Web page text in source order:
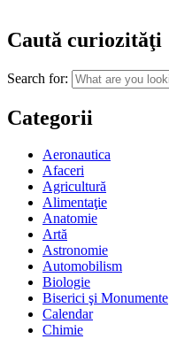
Caută curiozităţi
Search for:
Categorii
Aeronautica
Afaceri
Agricultură
Alimentaţie
Anatomie
Artă
Astronomie
Automobilism
Biologie
Biserici şi Monumente
Calendar
Chimie